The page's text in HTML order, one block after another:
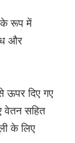
के रूप में
और
ऊपर दिए गए
वेतन सहित
के लिए